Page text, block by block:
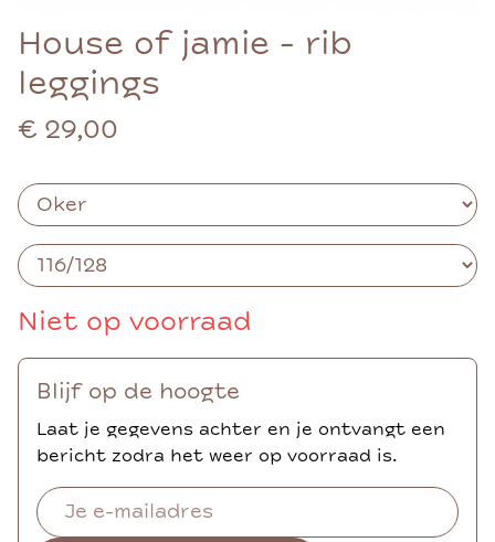
House of jamie - rib
leggings
€ 29,00
Niet op voorraad
Blijf op de hoogte
Laat je gegevens achter en je ontvangt een
bericht zodra het weer op voorraad is.